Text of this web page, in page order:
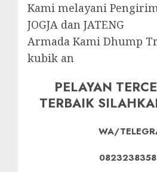
Kami melayani
JOGJA dan JATENG
Armada Kami Dhump
kubik an
PELAYAN
TERBAIK
WA/